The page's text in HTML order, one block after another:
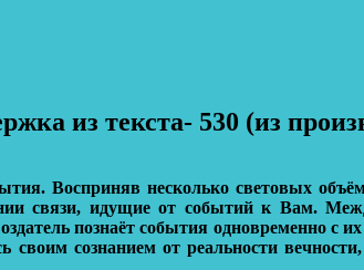
из текста- 530 (из
Восприняв несколько световых
связи, идущие от событий к Вам.
познаёт события одновременно с
своим сознанием от реальности